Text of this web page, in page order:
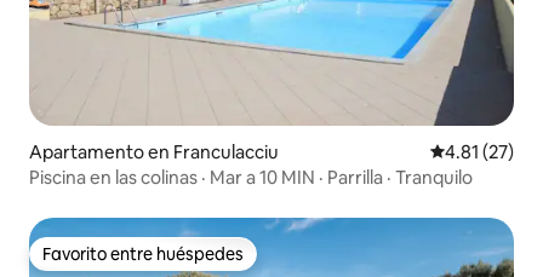
Apartamento en Franculacciu Calificación
4.81 (27)
Piscina en las colinas · Mar a 10 MIN · Parrilla · Tranquilo
Favorito entre huéspedes
Favorito entre huéspedes